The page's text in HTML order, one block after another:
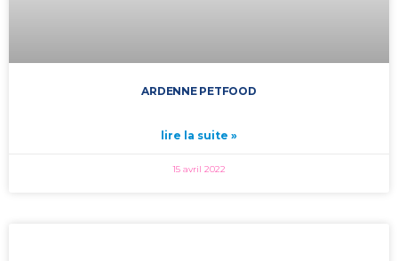
ARDENNE PETFOOD
lire la suite »
15 avril 2022